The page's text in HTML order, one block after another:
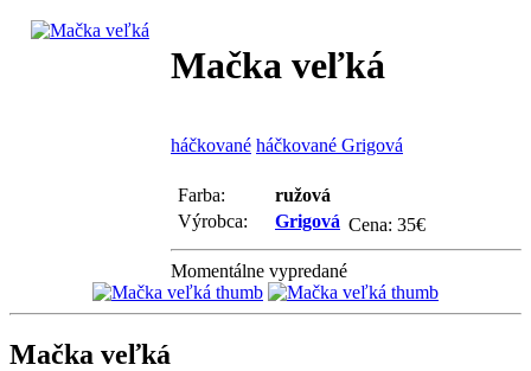
Mačka veľká
háčkované háčkované Grigová
Farba:
ružová
Výrobca:
Grigová Cena: 35€
Momentálne vypredané
Mačka veľká